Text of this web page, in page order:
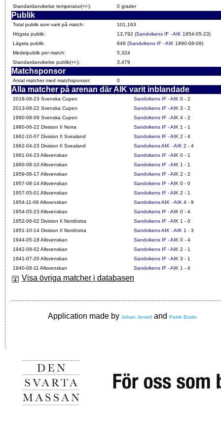
Standardavvikelse temperatur(+/-):
0 grader
Publik
Total publik som varit på match:
101,163
Högsta publik:
13,792 (Sandvikens IF - AIK 1954-05-23)
Lägsta publik:
649 (Sandvikens IF - AIK 1990-08-09)
Medelpublik per match:
5,324
Standardavvikelse publik(+/-):
3,479
Matchsponsor
Antal matcher med matchsponsor: 0
Alla matcher på arenan där AIK varit inblandade
2018-08-23 Svenska Cupen Sandvikens IF - AIK 0 - 2
2013-08-22 Svenska Cupen
Sandvikens IF - AIK 3 - 2
1990-08-09 Svenska Cupen
Sandvikens IF - AIK 4 - 2
1980-06-22 Division II Norra
Sandvikens IF - AIK 1 - 1
1962-10-07 Division II Svealand
Sandvikens IF - AIK 2 - 4
1962-04-23 Division II Svealand
Sandvikens AIK - AIK 2 - 4
1961-04-23 Allsvenskan
Sandvikens IF - AIK 0 - 1
1960-08-10 Allsvenskan
Sandvikens IF - AIK 1 - 1
1959-06-17 Allsvenskan
Sandvikens IF - AIK 2 - 2
1957-08-14 Allsvenskan
Sandvikens IF - AIK 0 - 0
1957-05-01 Allsvenskan
Sandvikens IF - AIK 2 - 1
1954-11-06 Allsvenskan
Sandvikens AIK - AIK 4 - 9
1954-05-23 Allsvenskan
Sandvikens IF - AIK 0 - 4
1952-06-02 Division II Nordöstra
Sandvikens IF - AIK 1 - 0
1951-10-14 Division II Nordöstra
Sandvikens AIK - AIK 1 - 3
1944-05-18 Allsvenskan
Sandvikens IF - AIK 0 - 4
1942-08-02 Allsvenskan
Sandvikens IF - AIK 2 - 1
1941-07-20 Allsvenskan
Sandvikens IF - AIK 3 - 1
1940-08-11 Allsvenskan
Sandvikens IF - AIK 1 - 4
Visa övriga matcher i databasen
Application made by Johan Jentell and Patrik Bodin